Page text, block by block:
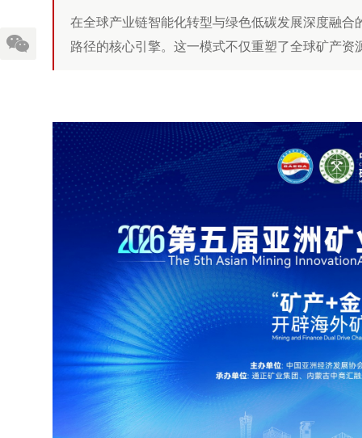
在全球产业链智能化转型与绿色低碳发展深度融
路径的核心引擎。这一模式不仅重塑了全球矿产资